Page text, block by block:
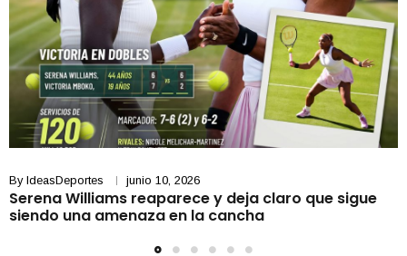
By IdeasDeportes junio 10, 2026
Serena Williams reaparece y deja claro que sigue
siendo una amenaza en la cancha